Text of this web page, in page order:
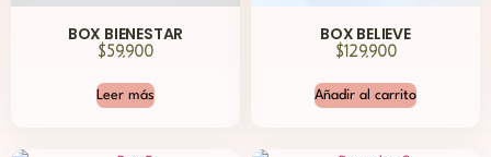
BOX BIENESTAR
$59,900
Leer más
BOX BELIEVE
$129,900
Añadir al carrito